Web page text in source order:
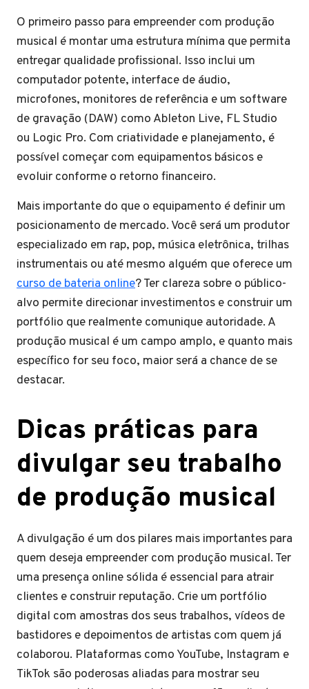
O primeiro passo para empreender com produção
musical é montar uma estrutura mínima que permita
entregar qualidade profissional. Isso inclui um
computador potente, interface de áudio,
microfones, monitores de referência e um software
de gravação (DAW) como Ableton Live, FL Studio
ou Logic Pro. Com criatividade e planejamento, é
possível começar com equipamentos básicos e
evoluir conforme o retorno financeiro.
Mais importante do que o equipamento é definir um
posicionamento de mercado. Você será um produtor
especializado em rap, pop, música eletrônica, trilhas
instrumentais ou até mesmo alguém que oferece um
curso de bateria online? Ter clareza sobre o público-
alvo permite direcionar investimentos e construir um
portfólio que realmente comunique autoridade. A
produção musical é um campo amplo, e quanto mais
específico for seu foco, maior será a chance de se
destacar.
Dicas práticas para
divulgar seu trabalho
de produção musical
A divulgação é um dos pilares mais importantes para
quem deseja empreender com produção musical. Ter
uma presença online sólida é essencial para atrair
clientes e construir reputação. Crie um portfólio
digital com amostras dos seus trabalhos, vídeos de
bastidores e depoimentos de artistas com quem já
colaborou. Plataformas como YouTube, Instagram e
TikTok são poderosas aliadas para mostrar seu